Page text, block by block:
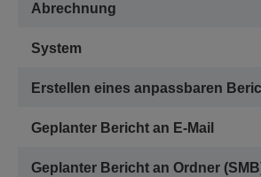
Abrechnung
System
Erstellen eines anpassbaren
Geplanter Bericht an E-Mail
Geplanter Bericht an Ordner